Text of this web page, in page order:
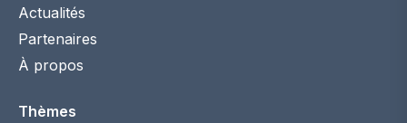
Actualités
Partenaires
À propos
Thèmes